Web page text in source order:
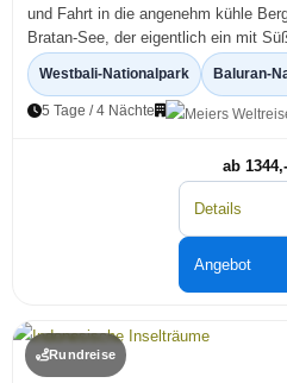
und Fahrt in die angenehm kühle
Bratan-See, der eigentlich ein mit
Westbali-Nationalpark Baluran-
5 Tage / 4 Nächte
ab
Details
Angebot
Rundreise